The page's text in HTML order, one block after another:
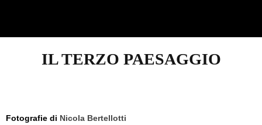
IL TERZO PAESAGGIO
Fotografie di Nicola Bertellotti